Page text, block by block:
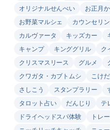
オリジナルせんべい
お正月
お野菜マルシェ
カウンセリ
カルヴァータ
キッズカー
キャンプ
キンググリル ク
クリスマスリース
グルメ
クワガタ・カブトムシ
こけ
さしこう
スタンプラリー
タロット占い
だんじり テ
ドライヘッドスパ体験
トレ